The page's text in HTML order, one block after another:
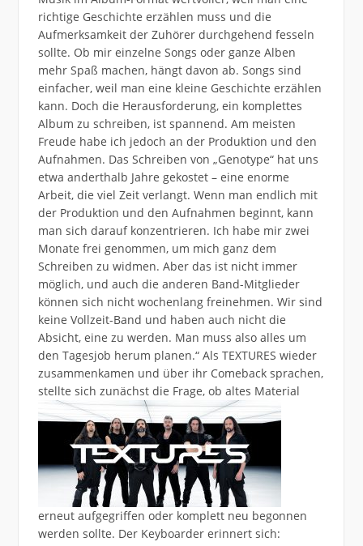
richtige Geschichte erzählen muss und die
Aufmerksamkeit der Zuhörer durchgehend fesseln
sollte. Ob mir einzelne Songs oder ganze Alben
mehr Spaß machen, hängt davon ab. Songs sind
einfacher, weil man eine kleine Geschichte erzählen
kann. Doch die Herausforderung, ein komplettes
Album zu schreiben, ist spannend. Am meisten
Freude habe ich jedoch an der Produktion und den
Aufnahmen. Das Schreiben von „Genotype“ hat uns
etwa anderthalb Jahre gekostet – eine enorme
Arbeit, die viel Zeit verlangt. Wenn man endlich mit
der Produktion und den Aufnahmen beginnt, kann
man sich darauf konzentrieren. Ich habe mir zwei
Monate frei genommen, um mich ganz dem
Schreiben zu widmen. Aber das ist nicht immer
möglich, und auch die anderen Band-Mitglieder
können sich nicht wochenlang freinehmen. Wir sind
keine Vollzeit-Band und haben auch nicht die
Absicht, eine zu werden. Man muss also alles um
den Tagesjob herum planen.“ Als TEXTURES wieder
zusammenkamen und über ihr Comeback sprachen,
stellte sich zunächst die Frage, ob altes Material
erneut aufgegriffen oder komplett neu begonnen
werden sollte. Der Keyboarder erinnert sich: